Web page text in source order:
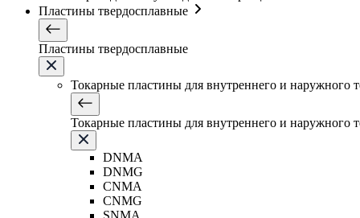
Пластины твердосплавные
Пластины твердосплавные
Токарные пластины для внутреннего и наружного
Токарные пластины для внутреннего и наружного
DNMA
DNMG
CNMA
CNMG
SNMA